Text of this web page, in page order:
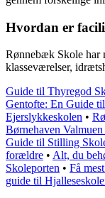
Hvordan er
Rønnebæk Skole har
klasseværelser,
Guide til Thyregod
Gentofte: En Guide
Ejerslykkeskolen •
Børnehaven
Guide til Stilling
forældre • Alt, du
Skoleporten • Få
guide til